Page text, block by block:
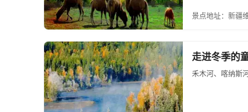
景点地址：新疆
走进冬季的
禾木河、喀纳斯